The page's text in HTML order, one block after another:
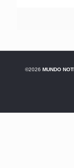
©2026 MUNDO